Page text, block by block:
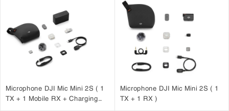
các quy trình làm việc hiện tại, 100D S có thể được kiểm soát
không dây thông qua ứng dụng Bluetooth Sidus Link, cho dù bạn
đang ở nơi quay hoặc trong phòng thu. Điều chỉnh một loạt các cài
đặt chiếu sáng hoặc kích hoạt tám hiệu ứng chiếu sáng như
Paparazzi, Fireworks, Lightning, Faulty Bulb, TV, Pulse, Strobe, và
Explosion bằng công nghệ Sidus Mesh tích hợp.
Microphone DJI Mic Mini 2S ( 1
TX + 1 Mobile RX + Charging
Microphone DJI Mic Mini 2S ( 1
TX + 1 RX )